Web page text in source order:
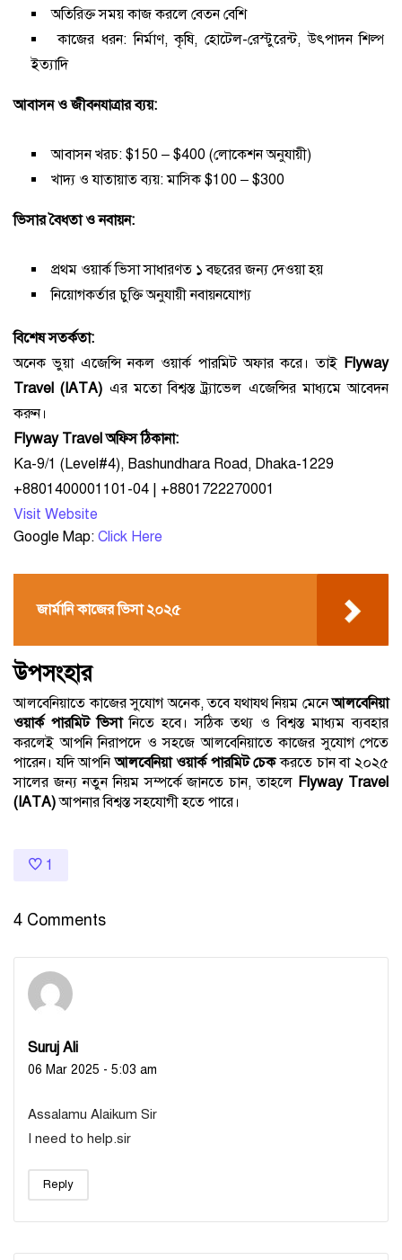
অতিরিক্ত সময় কাজ করলে বেতন বেশি
কাজের ধরন: নির্মাণ, কৃষি, হোটেল-রেস্টুরেন্ট, উৎপাদন শিল্প
ইত্যাদি
আবাসন ও জীবনযাত্রার ব্যয়:
আবাসন খরচ: $150 – $400 (লোকেশন অনুযায়ী)
খাদ্য ও যাতায়াত ব্যয়: মাসিক $100 – $300
ভিসার বৈধতা ও নবায়ন:
প্রথম ওয়ার্ক ভিসা সাধারণত ১ বছরের জন্য দেওয়া হয়
নিয়োগকর্তার চুক্তি অনুযায়ী নবায়নযোগ্য
বিশেষ সতর্কতা:
অনেক ভুয়া এজেন্সি নকল ওয়ার্ক পারমিট অফার করে। তাই Flyway
Travel (IATA) এর মতো বিশ্বস্ত ট্র্যাভেল এজেন্সির মাধ্যমে আবেদন
করুন।
Flyway Travel অফিস ঠিকানা:
Ka-9/1 (Level#4), Bashundhara Road, Dhaka-1229
+8801400001101-04 | +8801722270001
Visit Website
Google Map: Click Here
জার্মানি কাজের ভিসা ২০২৫
উপসংহার
আলবেনিয়াতে কাজের সুযোগ অনেক, তবে যথাযথ নিয়ম মেনেআলবেনিয়া
ওয়ার্ক পারমিট ভিসানিতে হবে। সঠিক তথ্য ও বিশ্বস্ত মাধ্যম ব্যবহার
করলেই আপনি নিরাপদে ও সহজে আলবেনিয়াতে কাজের সুযোগ পেতে
পারেন। যদি আপনিআলবেনিয়া ওয়ার্ক পারমিট চেককরতে চান বা ২০২৫
সালের জন্য নতুন নিয়ম সম্পর্কে জানতে চান, তাহলে Flyway Travel
(IATA)আপনার বিশ্বস্ত সহযোগী হতে পারে।
1
4 Comments
Suruj Ali
06 Mar 2025 - 5:03 am
Assalamu Alaikum Sir
I need to help.sir
Reply